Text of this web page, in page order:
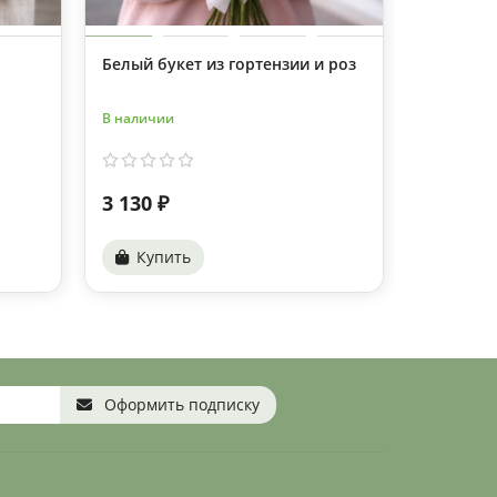
Белый букет из гортензии и роз
В наличии
3 130 ₽
Купить
Оформить подписку